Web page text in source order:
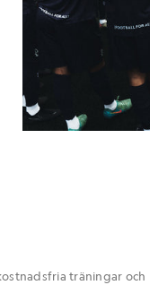
träningar och